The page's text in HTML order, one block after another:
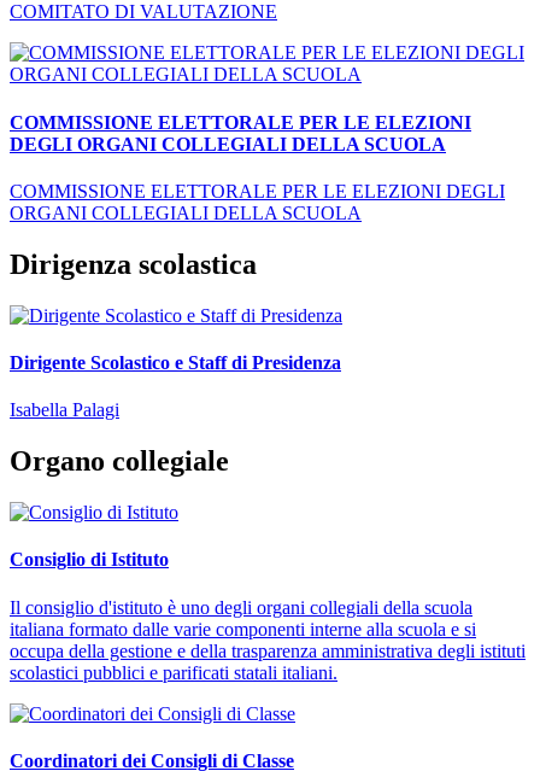
COMITATO DI VALUTAZIONE
COMMISSIONE ELETTORALE PER LE ELEZIONI
DEGLI ORGANI COLLEGIALI DELLA SCUOLA
COMMISSIONE ELETTORALE PER LE ELEZIONI DEGLI
ORGANI COLLEGIALI DELLA SCUOLA
Dirigenza scolastica
Dirigente Scolastico e Staff di Presidenza
Isabella Palagi
Organo collegiale
Consiglio di Istituto
Il consiglio d'istituto è uno degli organi collegiali della scuola
italiana formato dalle varie componenti interne alla scuola e si
occupa della gestione e della trasparenza amministrativa degli istituti
scolastici pubblici e parificati statali italiani.
Coordinatori dei Consigli di Classe